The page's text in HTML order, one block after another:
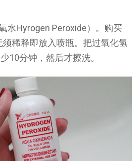
水Hyrogen Peroxide）。购买
须稀释即放入喷瓶。把过氧化氢
10分钟，然后才擦洗。